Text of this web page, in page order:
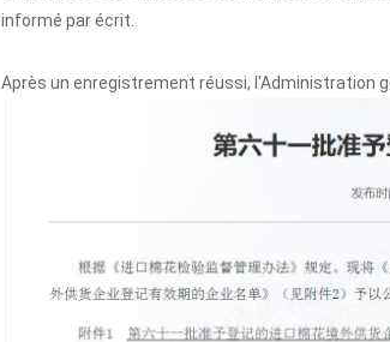
informé par écrit.
Après un enregistrement réussi, l'Administration